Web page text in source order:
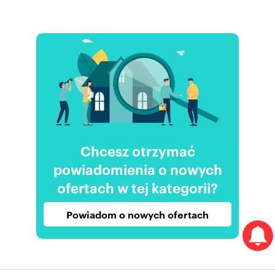
Chcesz otrzymać
powiadomienia o nowych
ofertach w tej kategorii?
Powiadom o nowych ofertach